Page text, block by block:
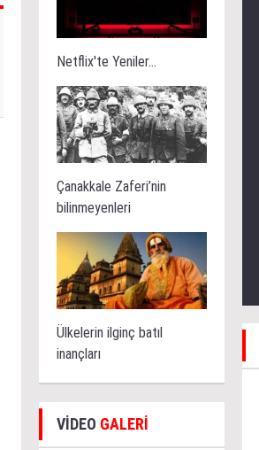
Netflix'te Yeniler...
Çanakkale Zaferi’nin
bilinmeyenleri
Ülkelerin ilginç batıl
inançları
VİDEO GALERİ